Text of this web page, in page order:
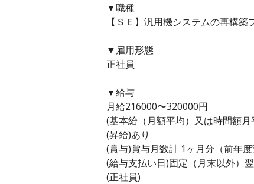
▼職種
【ＳＥ】汎用機システムの再構
▼雇用形態
正社員
▼給与
月給216000〜320000円
(基本給（月額平均）又は時間額
(昇給)あり
(賞与)賞与月数計 1ヶ月分（前年度
(給与支払い日)固定（月末以外）
(正社員)